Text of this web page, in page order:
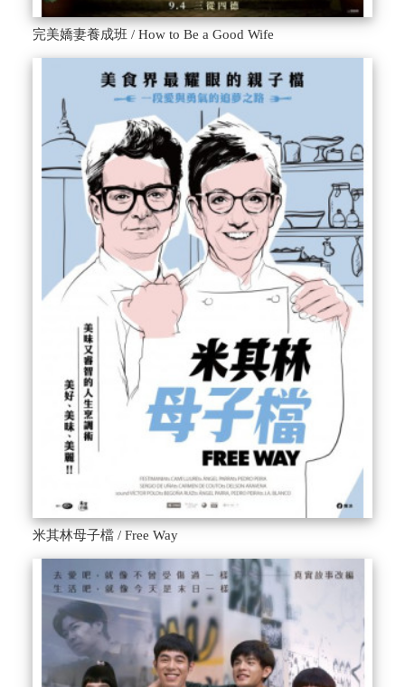
完美嬌妻養成班 / How to Be a Good Wife
米其林母子檔 / Free Way